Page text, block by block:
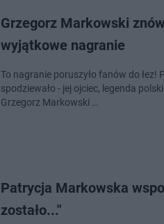
Grzegorz Markowski
wyjątkowe nagranie
To nagranie poruszyło fanów do łez!
spodziewało - jej ojciec, legenda
Grzegorz Markowski …
Patrycja Markowska
zostało..."